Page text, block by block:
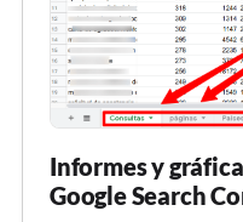
Informes y
Google Search